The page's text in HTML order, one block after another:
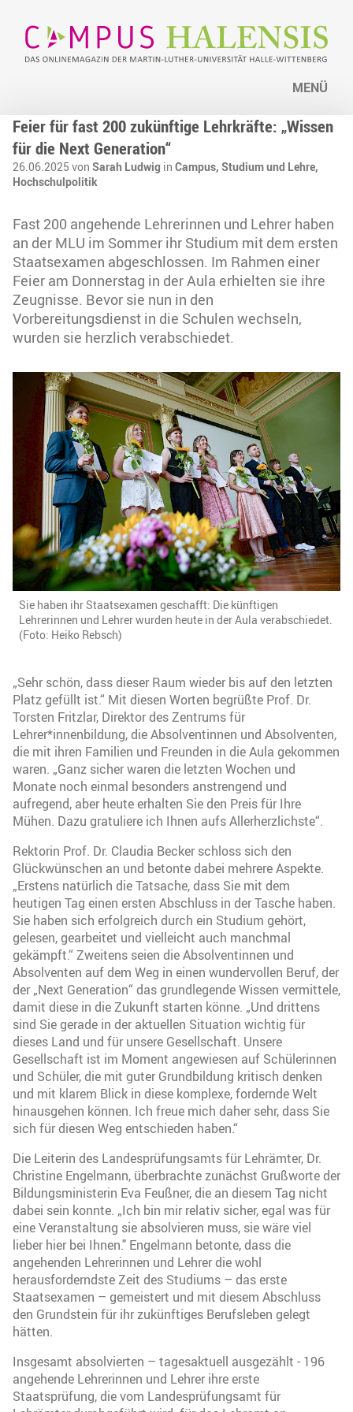
MENÜ
Feier für fast 200 zukünftige Lehrkräfte: „Wissen
für die Next Generation“
26.06.2025 von Sarah Ludwig in Campus, Studium und Lehre,
Hochschulpolitik
Fast 200 angehende Lehrerinnen und Lehrer haben
an der MLU im Sommer ihr Studium mit dem ersten
Staatsexamen abgeschlossen. Im Rahmen einer
Feier am Donnerstag in der Aula erhielten sie ihre
Zeugnisse. Bevor sie nun in den
Vorbereitungsdienst in die Schulen wechseln,
wurden sie herzlich verabschiedet.
Sie haben ihr Staatsexamen geschafft: Die künftigen
Lehrerinnen und Lehrer wurden heute in der Aula verabschiedet.
(Foto: Heiko Rebsch)
„Sehr schön, dass dieser Raum wieder bis auf den letzten
Platz gefüllt ist.“ Mit diesen Worten begrüßte Prof. Dr.
Torsten Fritzlar, Direktor des Zentrums für
Lehrer*innenbildung, die Absolventinnen und Absolventen,
die mit ihren Familien und Freunden in die Aula gekommen
waren. „Ganz sicher waren die letzten Wochen und
Monate noch einmal besonders anstrengend und
aufregend, aber heute erhalten Sie den Preis für Ihre
Mühen. Dazu gratuliere ich Ihnen aufs Allerherzlichste“.
Rektorin Prof. Dr. Claudia Becker schloss sich den
Glückwünschen an und betonte dabei mehrere Aspekte.
„Erstens natürlich die Tatsache, dass Sie mit dem
heutigen Tag einen ersten Abschluss in der Tasche haben.
Sie haben sich erfolgreich durch ein Studium gehört,
gelesen, gearbeitet und vielleicht auch manchmal
gekämpft.“ Zweitens seien die Absolventinnen und
Absolventen auf dem Weg in einen wundervollen Beruf, der
der „Next Generation“ das grundlegende Wissen vermittele,
damit diese in die Zukunft starten könne. „Und drittens
sind Sie gerade in der aktuellen Situation wichtig für
dieses Land und für unsere Gesellschaft. Unsere
Gesellschaft ist im Moment angewiesen auf Schülerinnen
und Schüler, die mit guter Grundbildung kritisch denken
und mit klarem Blick in diese komplexe, fordernde Welt
hinausgehen können. Ich freue mich daher sehr, dass Sie
sich für diesen Weg entschieden haben.“
Die Leiterin des Landesprüfungsamts für Lehrämter, Dr.
Christine Engelmann, überbrachte zunächst Grußworte der
Bildungsministerin Eva Feußner, die an diesem Tag nicht
dabei sein konnte. „Ich bin mir relativ sicher, egal was für
eine Veranstaltung sie absolvieren muss, sie wäre viel
lieber hier bei Ihnen." Engelmann betonte, dass die
angehenden Lehrerinnen und Lehrer die wohl
herausforderndste Zeit des Studiums – das erste
Staatsexamen – gemeistert und mit diesem Abschluss
den Grundstein für ihr zukünftiges Berufsleben gelegt
hätten.
Insgesamt absolvierten – tagesaktuell ausgezählt - 196
angehende Lehrerinnen und Lehrer ihre erste
Staatsprüfung, die vom Landesprüfungsamt für